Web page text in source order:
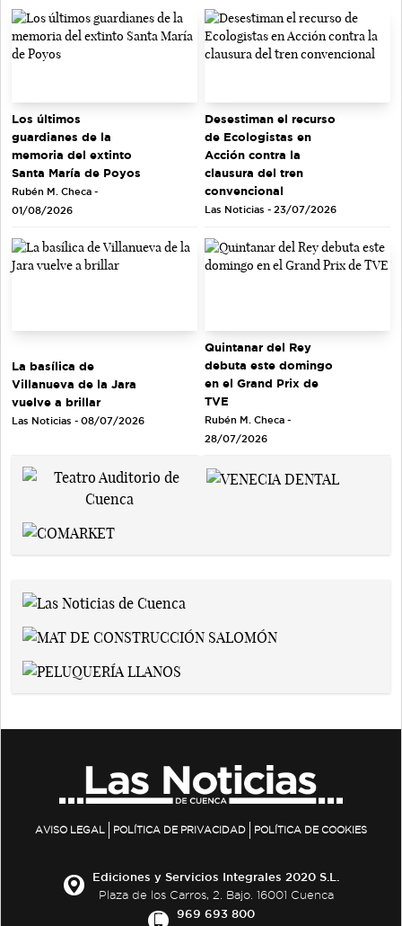
Los últimos
guardianes de la
memoria del extinto
Santa María de Poyos
Rubén M. Checa -
01/08/2026
Desestiman el recurso
de Ecologistas en
Acción contra la
clausura del tren
convencional
Las Noticias - 23/07/2026
La basílica de
Villanueva de la Jara
vuelve a brillar
Las Noticias - 08/07/2026
Quintanar del Rey
debuta este domingo
en el Grand Prix de
TVE
Rubén M. Checa -
28/07/2026
AVISO LEGAL POLÍTICA DE PRIVACIDAD POLÍTICA DE COOKIES
Ediciones y Servicios Integrales 2020 S.L.
Plaza de los Carros, 2. Bajo. 16001 Cuenca
969 693 800